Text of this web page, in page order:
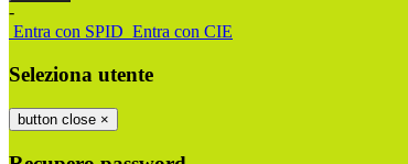
-
Entra con SPID Entra con CIE
Seleziona utente
button close ×